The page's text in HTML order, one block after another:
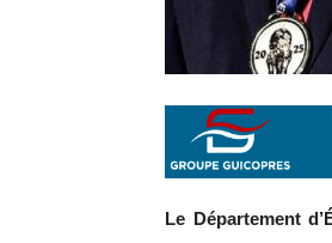
Le Département